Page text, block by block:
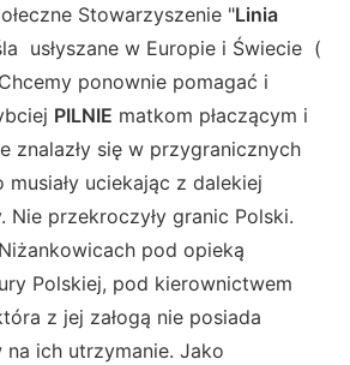
Stowarzyszenie "Linia
usłyszane w Europie i Świecie (
ponownie pomagać i
PILNIE matkom płaczącym i
znalazły się w przygranicznych
uciekając z dalekiej
Nie przekroczyły granic Polski.
pod opieką
Polskiej, pod kierownictwem
z jej załogą nie posiada
ich utrzymanie. Jako